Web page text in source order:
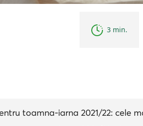
3 min.
toamna-iarna 2021/22: cele